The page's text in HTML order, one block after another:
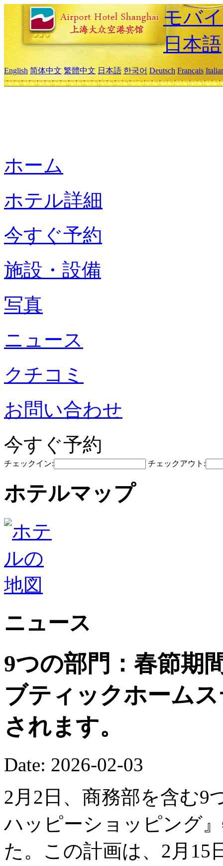
モバ
日本語
English 简体中文 繁體中文 日本語 한국어 Deutsch Français
ホーム
ホテル詳細
今すぐ予約
施設・設備
写真
ニュース
クチコミ
お問い合わせ
今すぐ予約
チェックイン: チェックアウト:
ホテルマップ
ニュース
9つの部門：春節期
ブティックホーム
されます。
Date: 2026-02-03
2月2日、商務部を含む9
ハッピーショッピング
た。この計画は、2月15